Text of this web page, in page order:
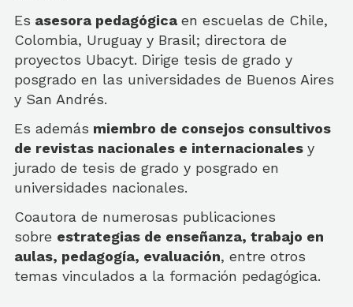
Es asesora pedagógica en escuelas de Chile,
Colombia, Uruguay y Brasil; directora de
proyectos Ubacyt. Dirige tesis de grado y
posgrado en las universidades de Buenos Aires
y San Andrés.
Es además miembro de consejos consultivos
de revistas nacionales e internacionales y
jurado de tesis de grado y posgrado en
universidades nacionales.
Coautora de numerosas publicaciones
sobre estrategias de enseñanza, trabajo en
aulas, pedagogía, evaluación, entre otros
temas vinculados a la formación pedagógica.